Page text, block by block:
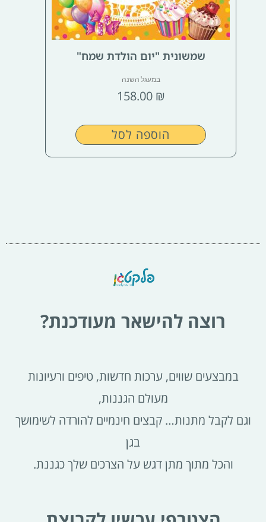
שמשונית "יום הולדת שמח"
במעגל השנה
158.00 ₪
הוספה לסל
רוצה להישאר מעודכנת?
במבצעים שווים, ערכות חדשות, טיפים ורעיונות
מעולם הגננות,
וגם לקבל מתנות… קבצים חינמיים להורדה לשימושך
בגן
והכל מתוך מתן דגש על הצרכים שלך כגננת.